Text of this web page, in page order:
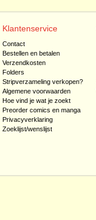
Klantenservice
Contact
Bestellen en betalen
Verzendkosten
Folders
Stripverzameling verkopen?
Algemene voorwaarden
Hoe vind je wat je zoekt
Preorder comics en manga
Privacyverklaring
Zoeklijst/wenslijst